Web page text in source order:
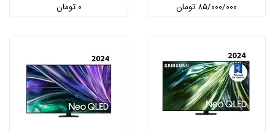
۸۵/۰۰۰/۰۰۰ تومان ۰ تومان